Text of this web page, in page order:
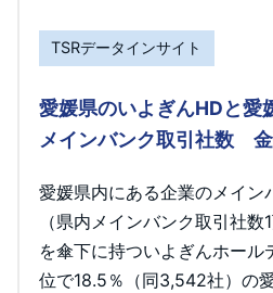
TSRデータインサイト
愛媛県のいよぎんHDと
メインバンク取引社数
愛媛県内にある企業のメイン
（県内メインバンク取引社
を傘下に持ついよぎんホール
位で18.5％（同3,542社）の